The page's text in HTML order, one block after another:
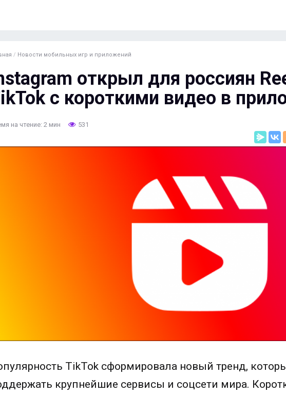
/ Новости мобильных игр и приложений
открыл для россиян
с короткими видео в
на чтение: 2 мин 531
TikTok сформировала новый тренд,
крупнейшие сервисы и соцсети мира.